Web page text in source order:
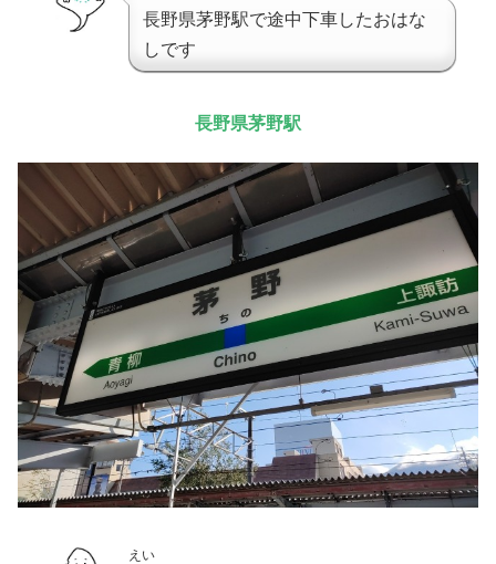
長野県茅野駅で途中下車したおはな
しです
長野県茅野駅
えい